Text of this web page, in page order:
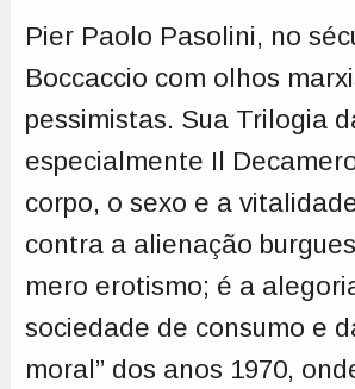
Pier Paolo Pasolini, no
Boccaccio com olhos
pessimistas. Sua Trilogia
especialmente Il
corpo, o sexo e a
contra a alienação
mero erotismo; é a
sociedade de consumo e
moral” dos anos 1970,